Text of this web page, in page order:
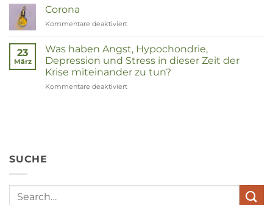
Corona
Kommentare deaktiviert
23
März
Was haben Angst, Hypochondrie,
Depression und Stress in dieser Zeit der
Krise miteinander zu tun?
Kommentare deaktiviert
SUCHE